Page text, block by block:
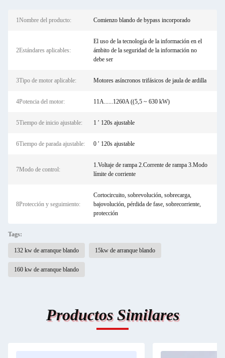
1Nombre del producto: Comienzo blando de bypass incorporado
2Estándares aplicables:
El uso de la tecnología de la información en el
ámbito de la seguridad de la información no
debe ser
3Tipo de motor aplicable: Motores asíncronos trifásicos de jaula de ardilla
4Potencia del motor: 11A......1260A ((5,5 ~ 630 kW)
5Tiempo de inicio ajustable: 1 ′ 120s ajustable
6Tiempo de parada ajustable: 0 ′ 120s ajustable
7Modo de control:
1.Voltaje de rampa 2.Corrente de rampa 3.Modo
límite de corriente
8Protección y seguimiento:
Cortocircuito, sobrevolución, sobrecarga,
bajovolución, pérdida de fase, sobrecorriente,
protección
Tags:
132 kw de arranque blando 15kw de arranque blando
160 kw de arranque blando
Productos Similares